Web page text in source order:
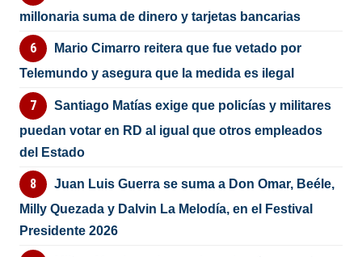
millonaria suma de dinero y tarjetas bancarias
Mario Cimarro reitera que fue vetado por
Telemundo y asegura que la medida es ilegal
Santiago Matías exige que policías y militares
puedan votar en RD al igual que otros empleados
del Estado
Juan Luis Guerra se suma a Don Omar, Beéle,
Milly Quezada y Dalvin La Melodía, en el Festival
Presidente 2026